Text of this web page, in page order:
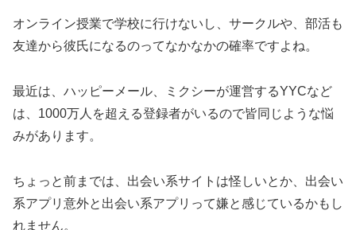
オンライン授業で学校に行けないし、サークルや、部活も
友達から彼氏になるのってなかなかの確率ですよね。
最近は、ハッピーメール、ミクシーが運営するYYCなど
は、1000万人を超える登録者がいるので皆同じような悩
みがあります。
ちょっと前までは、出会い系サイトは怪しいとか、出会い
系アプリ意外と出会い系アプリって嫌と感じているかもし
れません。